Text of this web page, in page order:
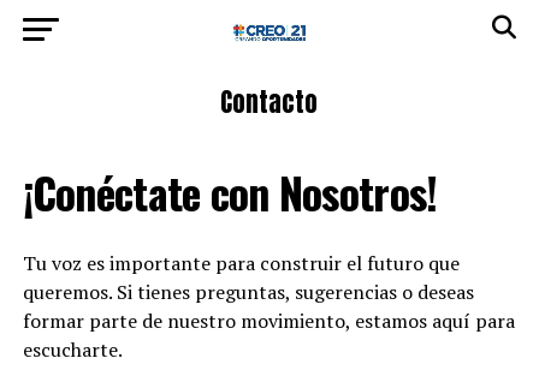
Contacto
¡Conéctate con Nosotros!
Tu voz es importante para construir el futuro que
queremos. Si tienes preguntas, sugerencias o deseas
formar parte de nuestro movimiento, estamos aquí para
escucharte.